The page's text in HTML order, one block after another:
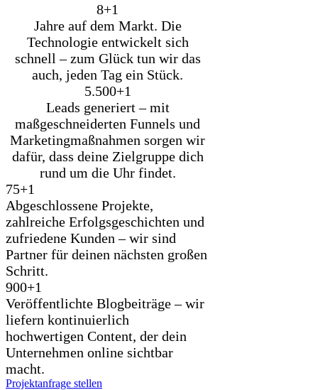
8+1
Jahre auf dem Markt. Die
Technologie entwickelt sich
schnell – zum Glück tun wir das
auch, jeden Tag ein Stück.
5.500+1
Leads generiert – mit
maßgeschneiderten Funnels und
Marketingmaßnahmen sorgen wir
dafür, dass deine Zielgruppe dich
rund um die Uhr findet.
75+1
Abgeschlossene Projekte,
zahlreiche Erfolgsgeschichten und
zufriedene Kunden – wir sind
Partner für deinen nächsten großen
Schritt.
900+1
Veröffentlichte Blogbeiträge – wir
liefern kontinuierlich
hochwertigen Content, der dein
Unternehmen online sichtbar
macht.
Projektanfrage stellen